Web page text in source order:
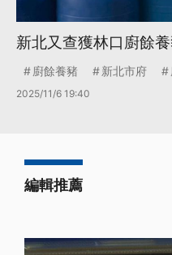
新北又查獲林口廚餘
廚餘養豬 新北市府
2025/11/6 19:40
編輯推薦